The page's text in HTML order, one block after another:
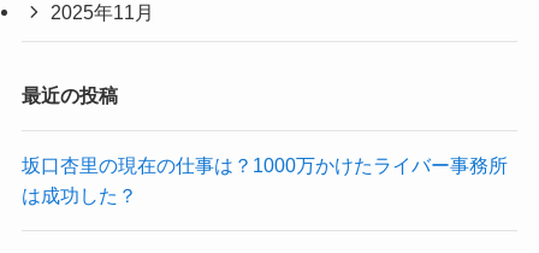
2025年11月
最近の投稿
坂口杏里の現在の仕事は？1000万かけたライバー事務所
は成功した？